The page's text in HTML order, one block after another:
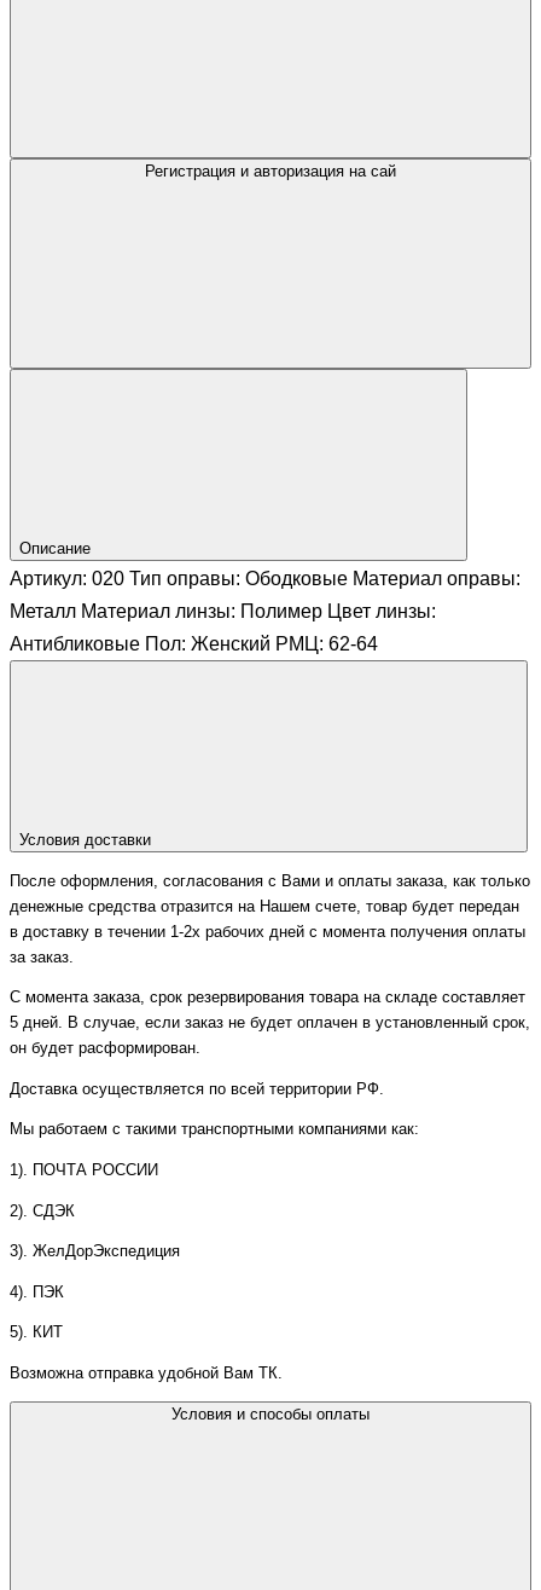
Регистрация и авторизация на сай
Описание
Артикул: 020 Тип оправы: Ободковые Материал оправы:
Металл Материал линзы: Полимер Цвет линзы:
Антибликовые Пол: Женский РМЦ: 62-64
Условия доставки
После оформления, согласования с Вами и оплаты заказа, как только
денежные средства отразится на Нашем счете, товар будет передан
в доставку в течении 1-2х рабочих дней с момента получения оплаты
за заказ.
С момента заказа, срок резервирования товара на складе составляет
5 дней. В случае, если заказ не будет оплачен в установленный срок,
он будет расформирован.
Доставка осуществляется по всей территории РФ.
Мы работаем с такими транспортными компаниями как:
1). ПОЧТА РОССИИ
2). СДЭК
3). ЖелДорЭкспедиция
4). ПЭК
5). КИТ
Возможна отправка удобной Вам ТК.
Условия и способы оплаты